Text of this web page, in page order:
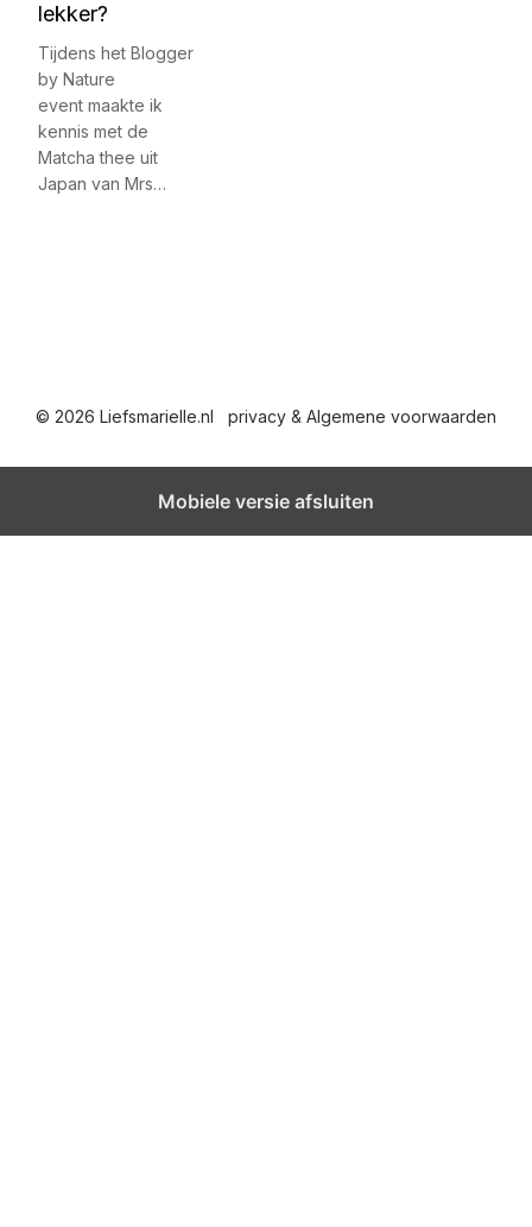
lekker?
Tijdens het Blogger
by Nature
event maakte ik
kennis met de
Matcha thee uit
Japan van Mrs…
© 2026 Liefsmarielle.nl privacy & Algemene voorwaarden
Mobiele versie afsluiten